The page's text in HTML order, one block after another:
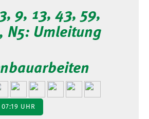
9, 13, 43, 59,
N5: Umleitung
UHR